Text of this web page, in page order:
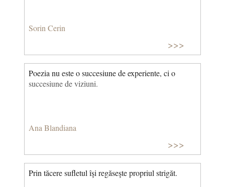
Sorin Cerin
>>>
Poezia nu este o succesiune de experiente, ci o
succesiune de viziuni.
Ana Blandiana
>>>
Prin tăcere sufletul îşi regăseşte propriul strigăt.